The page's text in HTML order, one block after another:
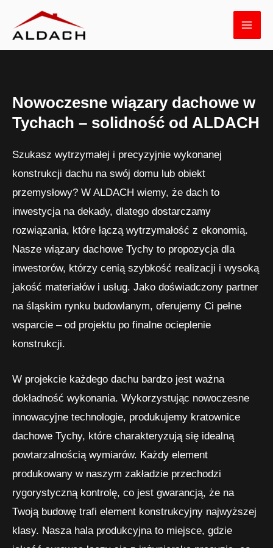
Nowoczesne wiązary dachowe w
Tychach – solidność od ALDACH
Szukasz wytrzymałej i precyzyjnie wykonanej
konstrukcji dachu na swój domu lub obiekt
przemysłowy? W ALDACH wiemy, że dach to
inwestycja na dekady, dlatego dostarczamy
rozwiązania, które łączą wytrzymałość z ekonomią.
Nasze wiązary dachowe Tychy to propozycja dla
inwestorów, którzy cenią szybkość realizacji i wysoką
jakość materiałów i usług. Jako doświadczony partner
na śląskim rynku budowlanym, oferujemy Ci pełne
wsparcie – od projektu po finalne ocieplenie
konstrukcji.
W projekcie każdego dachu bardzo jest ważna
dokładność wykonania. Wykorzystując nowoczesne
innowacyjne technologie, produkujemy kratownice
dachowe Tychy, które charakteryzują się idealną
powtarzalnością wymiarów. Każdy element
produkowany w naszym zakładzie przechodzi
rygorystyczną kontrolę, co jest gwarancją, że na
Twoją budowę trafi element konstrukcyjny najwyższej
klasy. Nasza hala produkcyjna to miejsce, gdzie